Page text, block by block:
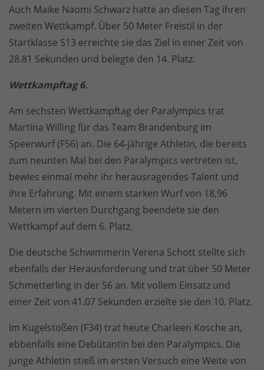
Auch Maike Naomi Schwarz hatte an diesen Tag ihren
zweiten Wettkampf. Über 50 Meter Freistil in der
Startklasse S13 erreichte sie das Ziel in einer Zeit von
28.81 Sekunden und belegte den 14. Platz.
Wettkampftag 6.
Am sechsten Wettkampftag der Paralympics trat
Martina Willing für das Team Brandenburg im
Speerwurf (F56) an. Die 64-jährige Athletin, die bereits
zum neunten Mal bei den Paralympics vertreten ist,
bewies einmal mehr ihr herausragendes Talent und
ihre Erfahrung. Mit einem starken Wurf von 18,96
Metern im vierten Durchgang beendete sie den
Wettkampf auf dem 6. Platz.
Die deutsche Schwimmerin Verena Schott stellte sich
ebenfalls der Herausforderung und trat über 50 Meter
Schmetterling in der S6 an. Mit vollem Einsatz und
einer Zeit von 41.07 Sekunden erzielte sie den 10. Platz.
Im Kugelstoßen (F34) trat heute Charleen Kosche an,
ebbenfalls eine Debütantin bei den Paralympics. Die
junge Athletin stieß im ersten Versuch eine Weite von